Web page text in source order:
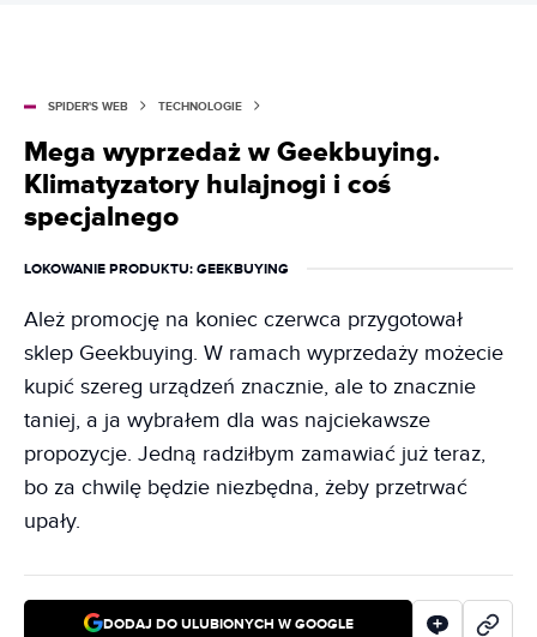
SPIDER'S WEB TECHNOLOGIE
Mega wyprzedaż w Geekbuying.
Klimatyzatory hulajnogi i coś
specjalnego
LOKOWANIE PRODUKTU: GEEKBUYING
Ależ promocję na koniec czerwca przygotował
sklep Geekbuying. W ramach wyprzedaży możecie
kupić szereg urządzeń znacznie, ale to znacznie
taniej, a ja wybrałem dla was najciekawsze
propozycje. Jedną radziłbym zamawiać już teraz,
bo za chwilę będzie niezbędna, żeby przetrwać
upały.
DODAJ DO ULUBIONYCH W GOOGLE